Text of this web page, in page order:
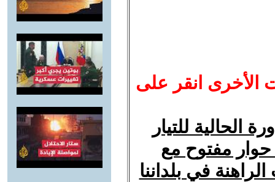
الأخرى انقر على
الحالية للتيار
مفتوح مع
في بلداننا